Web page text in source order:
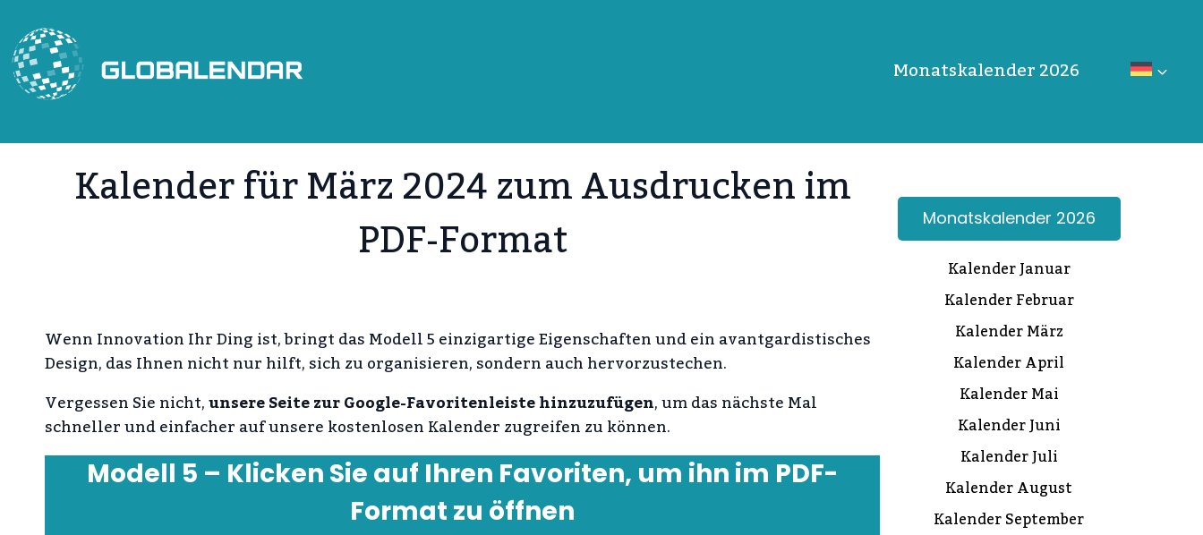
Inhalt
springen Monatskalender 2026
Kalender für März 2024 zum Ausdrucken im
PDF-Format
Wenn Innovation Ihr Ding ist, bringt das Modell 5 einzigartige Eigenschaften und ein avantgardistisches
Design, das Ihnen nicht nur hilft, sich zu organisieren, sondern auch hervorzustechen.
Vergessen Sie nicht,unsere Seite zur Google-Favoritenleiste hinzuzufügen, um das nächste Mal
schneller und einfacher auf unsere kostenlosen Kalender zugreifen zu können.
Modell 5 – Klicken Sie auf Ihren Favoriten, um ihn im PDF-
Format zu öffnen
Monatskalender 2026
Kalender Januar
Kalender Februar
Kalender März
Kalender April
Kalender Mai
Kalender Juni
Kalender Juli
Kalender August
Kalender September